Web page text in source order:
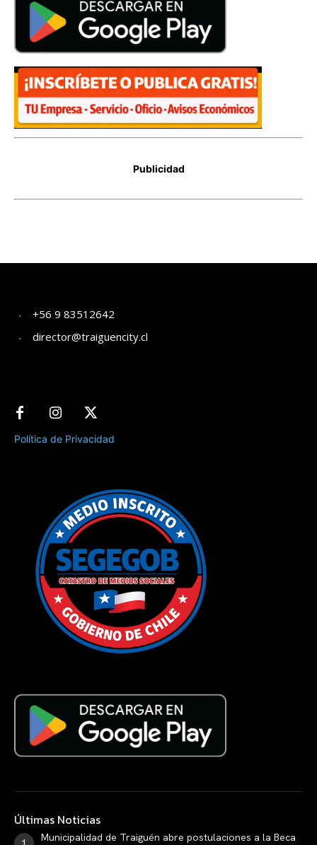
+56 9 83512642
director@traiguencity.cl
Política de Privacidad
Últimas Noticias
Municipalidad de Traiguén abre postulaciones a la Beca